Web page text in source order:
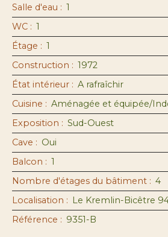
Salle d'eau : 1
WC : 1
Étage : 1
Construction : 1972
État intérieur : A rafraîchir
Cuisine : Aménagée et équipée/
Exposition : Sud-Ouest
Cave : Oui
Balcon : 1
Nombre d'étages du bâtiment : 4
Localisation : Le Kremlin-Bicêtre
Référence : 9351-B